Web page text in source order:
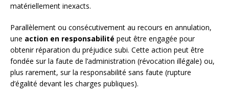
matériellement inexacts.
Parallèlement ou consécutivement au recours en annulation,
une action en responsabilité peut être engagée pour
obtenir réparation du préjudice subi. Cette action peut être
fondée sur la faute de l’administration (révocation illégale) ou,
plus rarement, sur la responsabilité sans faute (rupture
d’égalité devant les charges publiques).